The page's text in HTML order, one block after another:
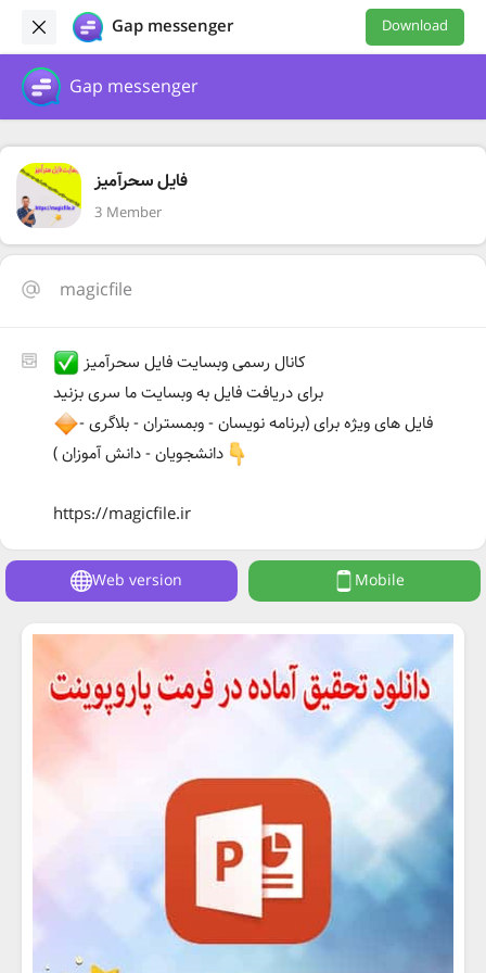
Gap messenger Download
Gap messenger
فایل سحرآمیز
3 Member
magicfile
کانال رسمی وبسایت فایل سحرآمیز
برای دریافت فایل به وبسایت ما سری بزنید
فایل های ویژه برای (برنامه نویسان - وبمستران - بلاگری -
دانشجویان - دانش آموزان )
https://magicfile.ir
Web version Mobile